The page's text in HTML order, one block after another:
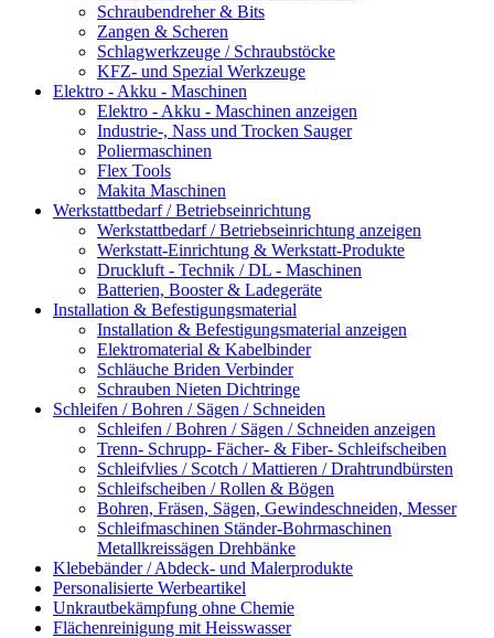
Schraubendreher & Bits
Zangen & Scheren
Schlagwerkzeuge / Schraubstöcke
KFZ- und Spezial Werkzeuge
Elektro - Akku - Maschinen
Elektro - Akku - Maschinen anzeigen
Industrie-, Nass und Trocken Sauger
Poliermaschinen
Flex Tools
Makita Maschinen
Werkstattbedarf / Betriebseinrichtung
Werkstattbedarf / Betriebseinrichtung anzeigen
Werkstatt-Einrichtung & Werkstatt-Produkte
Druckluft - Technik / DL - Maschinen
Batterien, Booster & Ladegeräte
Installation & Befestigungsmaterial
Installation & Befestigungsmaterial anzeigen
Elektromaterial & Kabelbinder
Schläuche Briden Verbinder
Schrauben Nieten Dichtringe
Schleifen / Bohren / Sägen / Schneiden
Schleifen / Bohren / Sägen / Schneiden anzeigen
Trenn- Schrupp- Fächer- & Fiber- Schleifscheiben
Schleifvlies / Scotch / Mattieren / Drahtrundbürsten
Schleifscheiben / Rollen & Bögen
Bohren, Fräsen, Sägen, Gewindeschneiden, Messer
Schleifmaschinen Ständer-Bohrmaschinen
Metallkreissägen Drehbänke
Klebebänder / Abdeck- und Malerprodukte
Personalisierte Werbeartikel
Unkrautbekämpfung ohne Chemie
Flächenreinigung mit Heisswasser